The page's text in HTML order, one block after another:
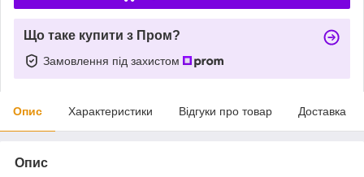
Що таке купити з Пром?
Замовлення під захистом
Опис Характеристики Відгуки про товар Доставка
Опис